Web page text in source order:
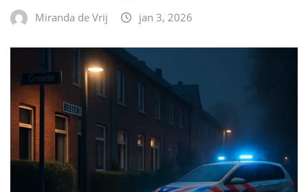
Miranda de Vrij jan 3, 2026